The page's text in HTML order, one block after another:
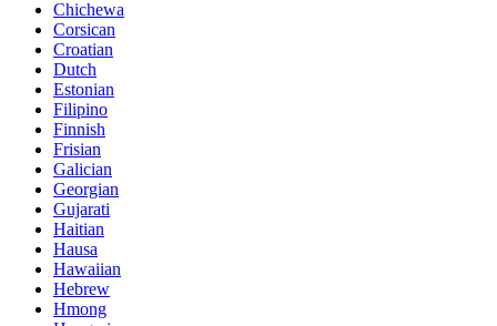
Chichewa
Corsican
Croatian
Dutch
Estonian
Filipino
Finnish
Frisian
Galician
Georgian
Gujarati
Haitian
Hausa
Hawaiian
Hebrew
Hmong